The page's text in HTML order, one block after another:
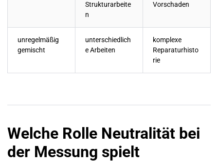
Strukturarbeite
n
Vorschaden
unregelmäßig
gemischt
unterschiedlich
e Arbeiten
komplexe
Reparaturhisto
rie
Welche Rolle Neutralität bei
der Messung spielt